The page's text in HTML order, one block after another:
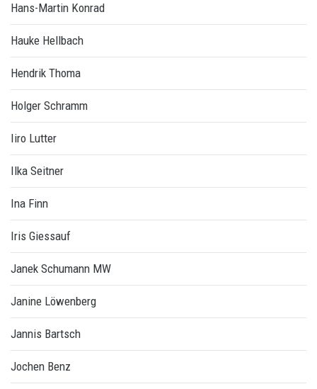
Hans-Martin Konrad
Hauke Hellbach
Hendrik Thoma
Holger Schramm
Iiro Lutter
Ilka Seitner
Ina Finn
Iris Giessauf
Janek Schumann MW
Janine Löwenberg
Jannis Bartsch
Jochen Benz